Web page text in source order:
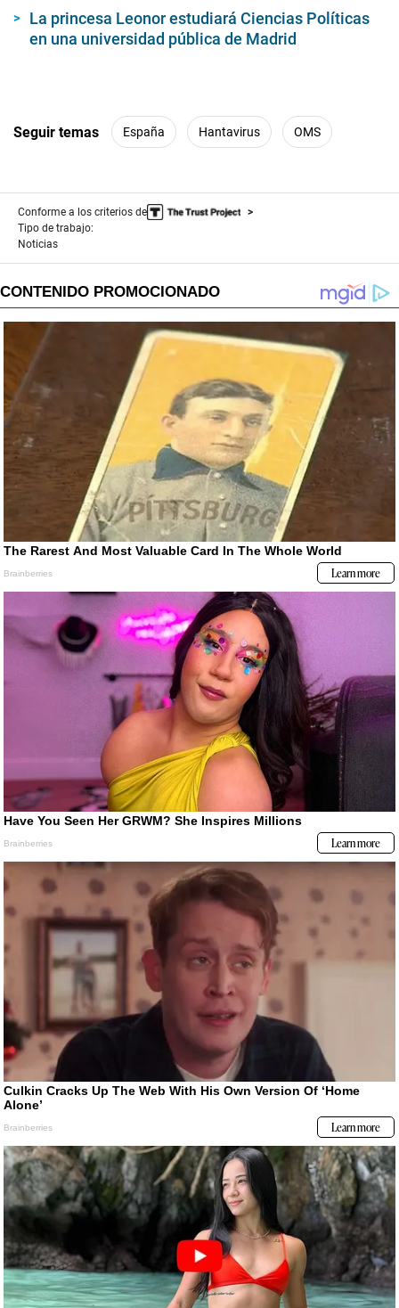
La princesa Leonor estudiará Ciencias Políticas
en una universidad pública de Madrid
Seguir temas España Hantavirus OMS
Conforme a los criterios de
Tipo de trabajo:
Noticias